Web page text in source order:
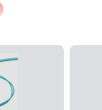
50 ± 2Ω